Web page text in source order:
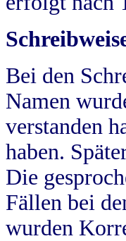
Bei den
Namen
verstanden
haben.
Die
Fällen bei
wurden